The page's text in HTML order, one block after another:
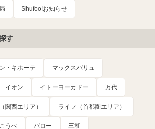
Shufoo!お知らせ
す
・キホーテ マックスバリュ
イオン イトーヨーカドー 万代
関西エリア） ライフ（首都圏エリア）
うべ バロー 三和